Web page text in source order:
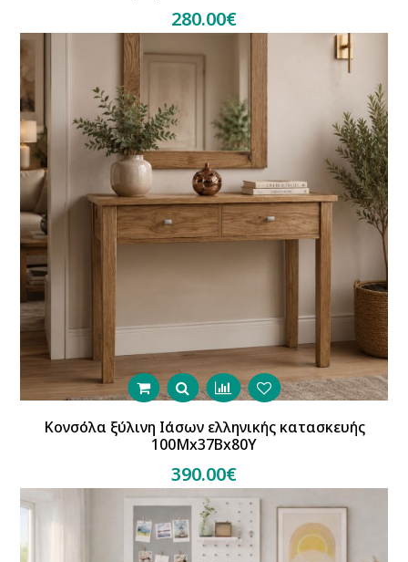
280.00€
Κονσόλα ξύλινη Ιάσων ελληνικής κατασκευής
100Mx37Bx80Y
390.00€